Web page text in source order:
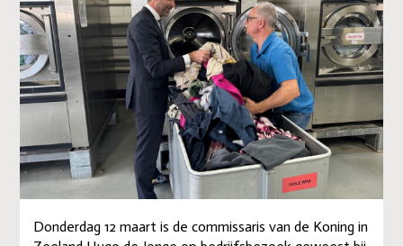
Donderdag 12 maart is de commissaris van de Koning in